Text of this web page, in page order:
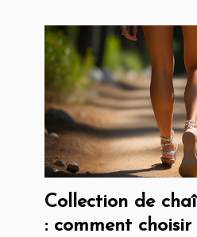
Collection de
: comment choisir